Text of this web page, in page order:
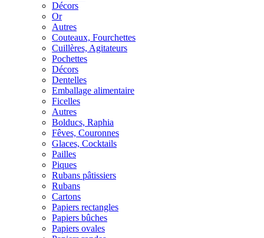
Décors
Or
Autres
Couteaux, Fourchettes
Cuillères, Agitateurs
Pochettes
Décors
Dentelles
Emballage alimentaire
Ficelles
Autres
Bolducs, Raphia
Fêves, Couronnes
Glaces, Cocktails
Pailles
Piques
Rubans pâtissiers
Rubans
Cartons
Papiers rectangles
Papiers bûches
Papiers ovales